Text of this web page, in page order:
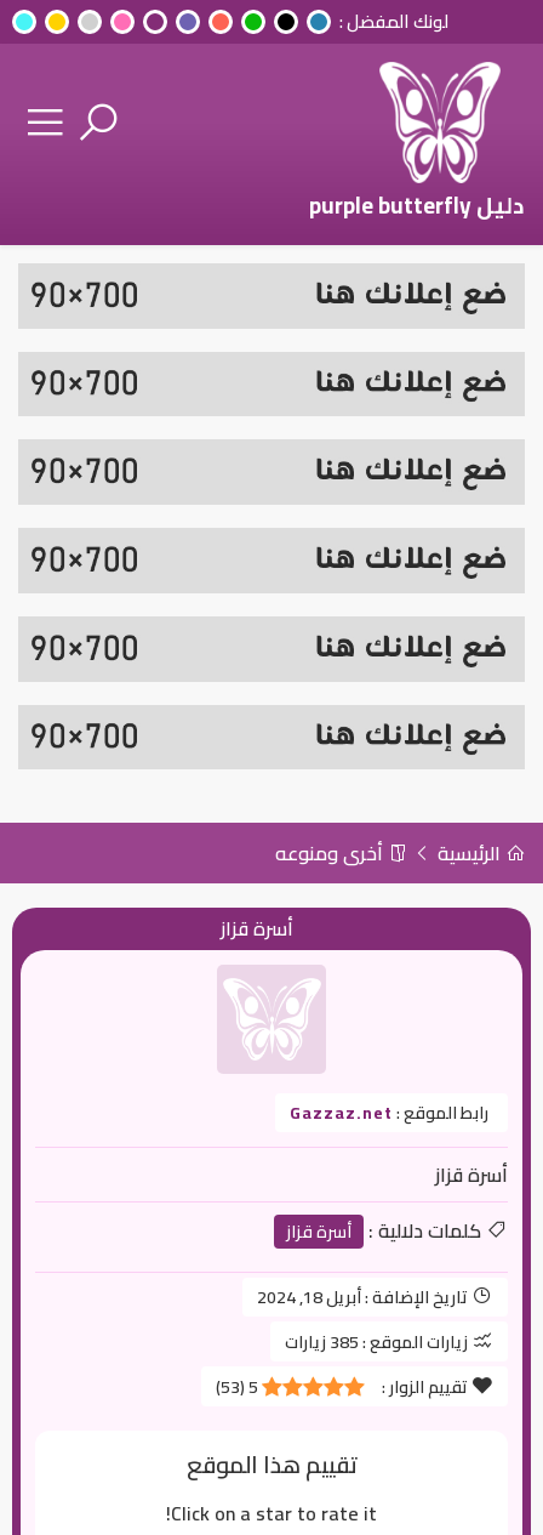
لونك المفضل :
دليل purple butterfly
الرئيسية أخرى ومنوعه
أسرة قزاز
رابط الموقع :Gazzaz.net
أسرة قزاز
كلمات دلالية : أسرة قزاز
تاريخ الإضافة :أبريل 18, 2024
زيارات الموقع :385 زيارات
تقييم الزوار :
5
(
53
)
تقييم هذا الموقع
Click on a star to rate it!